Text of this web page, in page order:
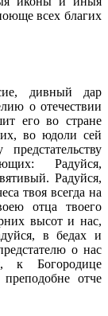
всех благих
дивный дар
о отечествии
его во стране
во юдоли сей
Радуйся,
Радуйся,
твоя всегда на
отца твоего
высот и нас,
в бедах и
о нас
к Богородице
отче